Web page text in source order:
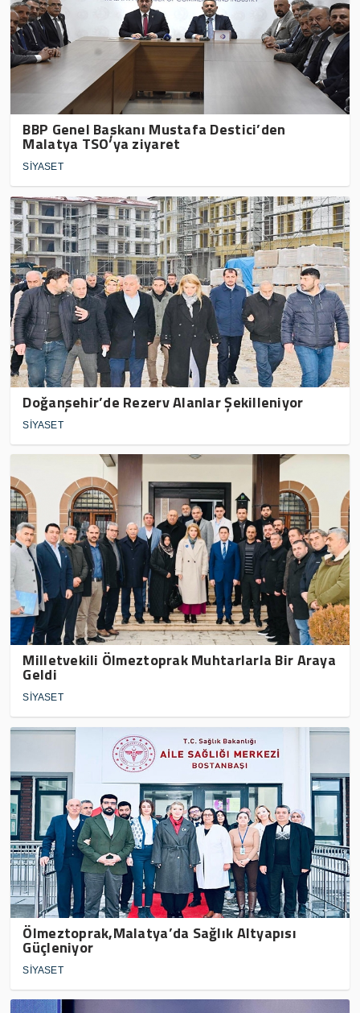
BBP Genel Başkanı Mustafa Destici’den
Malatya TSO’ya ziyaret
SİYASET
Doğanşehir’de Rezerv Alanlar Şekilleniyor
SİYASET
Milletvekili Ölmeztoprak Muhtarlarla Bir Araya
Geldi
SİYASET
Ölmeztoprak,Malatya’da Sağlık Altyapısı
Güçleniyor
SİYASET